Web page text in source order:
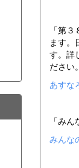
「第
ます。
す。詳
ださい。
あすな
「み
みんな